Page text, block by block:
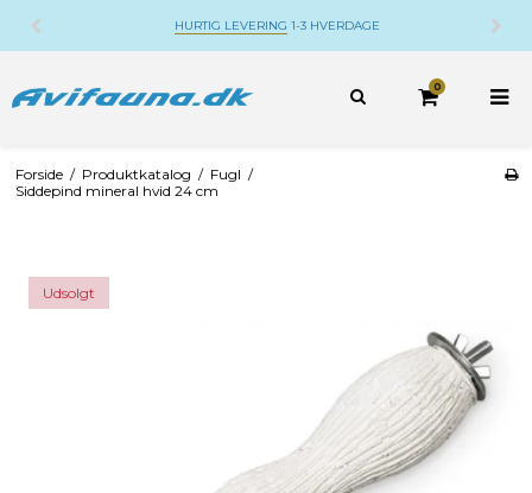
1-3 HVERDAGE DANSK WEBSHOP
0
Forside / Produktkatalog / Fugl /
Siddepind mineral hvid 24 cm
Udsolgt